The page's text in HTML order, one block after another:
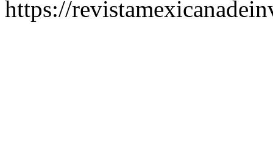
https://